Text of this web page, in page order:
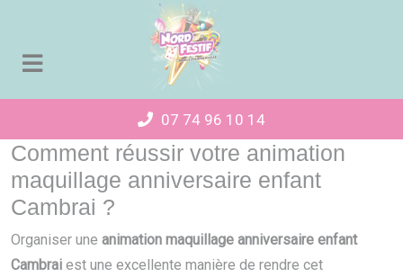
07 74 96 10 14
Comment réussir votre animation
maquillage anniversaire enfant
Cambrai ?
Organiser une animation maquillage anniversaire enfant
Cambrai est une excellente manière de rendre cet
Panneau de gestion des cookies